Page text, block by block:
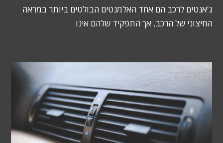
ג'אנטים לרכב הם אחד האלמנטים הבולטים ביותר במראה
החיצוני של הרכב, אך התפקיד שלהם אינו